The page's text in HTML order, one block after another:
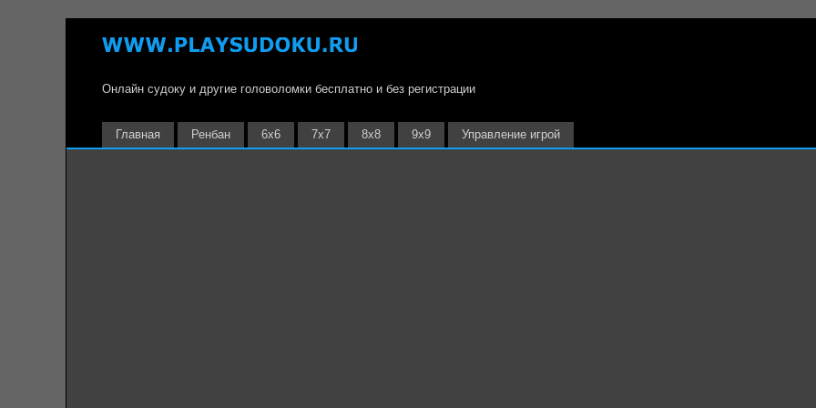
Онлайн судоку и другие головоломки бесплатно и без регистрации
Главная Ренбан 6х6 7х7 8х8 9х9 Управление игрой